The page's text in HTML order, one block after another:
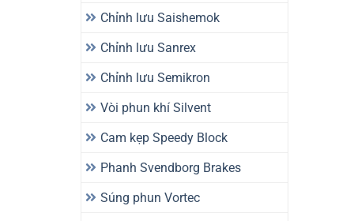
Chỉnh lưu Saishemok
Chỉnh lưu Sanrex
Chỉnh lưu Semikron
Vòi phun khí Silvent
Cam kẹp Speedy Block
Phanh Svendborg Brakes
Súng phun Vortec